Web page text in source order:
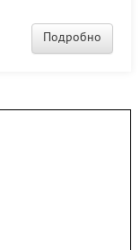
Подробно